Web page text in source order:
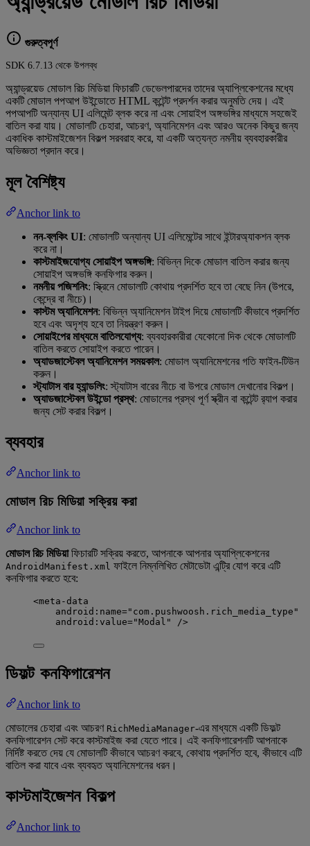
গুরুত্বপূর্ণ
SDK 6.7.13 থেকে উপলব্ধ
অ্যান্ড্রয়েড মোডাল রিচ মিডিয়া ফিচারটি ডেভেলপারদের তাদের অ্যাপ্লিকেশনের মধ্যে
একটি মোডাল পপআপ উইন্ডোতে HTML কন্টেন্ট প্রদর্শন করার অনুমতি দেয়। এই
পপআপটি অন্যান্য UI এলিমেন্ট ব্লক করে না এবং সোয়াইপ অঙ্গভঙ্গির মাধ্যমে সহজেই
বাতিল করা যায়। মোডালটি চেহারা, আচরণ, অ্যানিমেশন এবং আরও অনেক কিছুর জন্য
একাধিক কাস্টমাইজেশন বিকল্প সরবরাহ করে, যা একটি অত্যন্ত নমনীয় ব্যবহারকারীর
অভিজ্ঞতা প্রদান করে।
মূল বৈশিষ্ট্য
Anchor link to
নন-ব্লকিং UI: মোডালটি অন্যান্য UI এলিমেন্টের সাথে ইন্টারঅ্যাকশন ব্লক
করে না।
কাস্টমাইজযোগ্য সোয়াইপ অঙ্গভঙ্গি: বিভিন্ন দিকে মোডাল বাতিল করার জন্য
সোয়াইপ অঙ্গভঙ্গি কনফিগার করুন।
নমনীয় পজিশনিং: স্ক্রিনে মোডালটি কোথায় প্রদর্শিত হবে তা বেছে নিন (উপরে,
কেন্দ্রে বা নীচে)।
কাস্টম অ্যানিমেশন: বিভিন্ন অ্যানিমেশন টাইপ দিয়ে মোডালটি কীভাবে প্রদর্শিত
হবে এবং অদৃশ্য হবে তা নিয়ন্ত্রণ করুন।
সোয়াইপের মাধ্যমে বাতিলযোগ্য: ব্যবহারকারীরা যেকোনো দিক থেকে মোডালটি
বাতিল করতে সোয়াইপ করতে পারেন।
অ্যাডজাস্টেবল অ্যানিমেশন সময়কাল: মোডাল অ্যানিমেশনের গতি ফাইন-টিউন
করুন।
স্ট্যাটাস বার হ্যান্ডলিং: স্ট্যাটাস বারের নীচে বা উপরে মোডাল দেখানোর বিকল্প।
অ্যাডজাস্টেবল উইন্ডো প্রস্থ: মোডালের প্রস্থ পূর্ণ স্ক্রীন বা কন্টেন্ট র‍্যাপ করার
জন্য সেট করার বিকল্প।
ব্যবহার
Anchor link to
মোডাল রিচ মিডিয়া সক্রিয় করা
Anchor link to
মোডাল রিচ মিডিয়াফিচারটি সক্রিয় করতে, আপনাকে আপনার অ্যাপ্লিকেশনের
AndroidManifest.xml ফাইলে নিম্নলিখিত মেটাডেটা এন্ট্রি যোগ করে এটি
কনফিগার করতে হবে:
<meta-data
android:name=" com.pushwoosh.rich_media_type "
android:value="Modal " />
ডিফল্ট কনফিগারেশন
Anchor link to
মোডালের চেহারা এবং আচরণ RichMediaManager-এর মাধ্যমে একটি ডিফল্ট
কনফিগারেশন সেট করে কাস্টমাইজ করা যেতে পারে। এই কনফিগারেশনটি আপনাকে
নির্দিষ্ট করতে দেয় যে মোডালটি কীভাবে আচরণ করবে, কোথায় প্রদর্শিত হবে, কীভাবে এটি
বাতিল করা যাবে এবং ব্যবহৃত অ্যানিমেশনের ধরন।
কাস্টমাইজেশন বিকল্প
Anchor link to